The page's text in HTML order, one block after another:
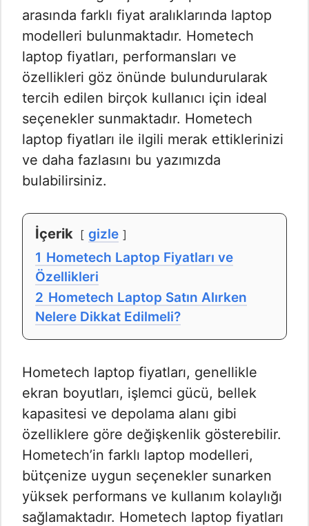
arasında farklı fiyat aralıklarında laptop
modelleri bulunmaktadır. Hometech
laptop fiyatları, performansları ve
özellikleri göz önünde bulundurularak
tercih edilen birçok kullanıcı için ideal
seçenekler sunmaktadır. Hometech
laptop fiyatları ile ilgili merak ettiklerinizi
ve daha fazlasını bu yazımızda
bulabilirsiniz.
İçerik
gizle
1 Hometech Laptop Fiyatları ve
Özellikleri
2 Hometech Laptop Satın Alırken
Nelere Dikkat Edilmeli?
Hometech laptop fiyatları, genellikle
ekran boyutları, işlemci gücü, bellek
kapasitesi ve depolama alanı gibi
özelliklere göre değişkenlik gösterebilir.
Hometech’in farklı laptop modelleri,
bütçenize uygun seçenekler sunarken
yüksek performans ve kullanım kolaylığı
sağlamaktadır. Hometech laptop fiyatları